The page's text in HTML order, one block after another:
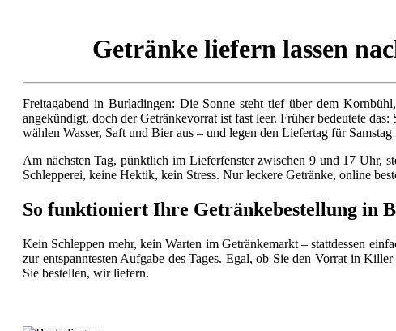
Getränke liefern lassen
Freitagabend in Burladingen: Die Sonne steht tief über dem
angekündigt, doch der Getränkevorrat ist fast leer. Früher bedeutete
wählen Wasser, Saft und Bier aus – und legen den Liefertag für Samstag
Am nächsten Tag, pünktlich im Lieferfenster zwischen 9 und 17 Uhr,
Schlepperei, keine Hektik, kein Stress. Nur leckere Getränke, online
So funktioniert Ihre Getränkebestellung in
Kein Schleppen mehr, kein Warten im Getränkemarkt – stattdessen
zur entspanntesten Aufgabe des Tages. Egal, ob Sie den Vorrat in
Sie bestellen, wir liefern.